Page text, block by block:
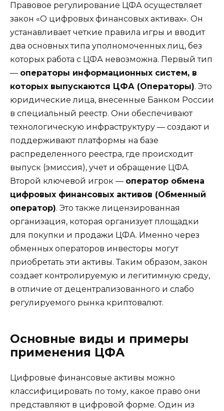
Правовое регулирование ЦФА осуществляет
закон «О цифровых финансовых активах». Он
устанавливает четкие правила игры и вводит
два основных типа уполномоченных лиц, без
которых работа с ЦФА невозможна. Первый тип
— операторы информационных систем, в
которых выпускаются ЦФА (Операторы). Это
юридические лица, внесенные Банком России
в специальный реестр. Они обеспечивают
технологическую инфраструктуру — создают и
поддерживают платформы на базе
распределенного реестра, где происходит
выпуск (эмиссия), учет и обращение ЦФА.
Второй ключевой игрок — оператор обмена
цифровых финансовых активов (Обменный
оператор). Это также лицензированная
организация, которая организует площадки
для покупки и продажи ЦФА. Именно через
обменных операторов инвесторы могут
приобретать эти активы. Таким образом, закон
создает контролируемую и легитимную среду,
в отличие от децентрализованного и слабо
регулируемого рынка криптовалют.
Основные виды и примеры
применения ЦФА
Цифровые финансовые активы можно
классифицировать по тому, какое право они
представляют в цифровой форме. Один из